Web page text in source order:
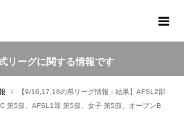
リーグに関する情報です
【9/16,17,18の県リーグ情報：結果】AFSL2部
第5節、AFSL1部 第5節、女子 第5節、オープンB